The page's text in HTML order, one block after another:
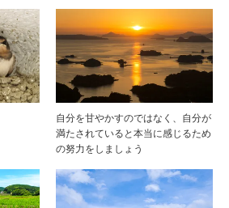
自分を甘やかすのではなく、自分が
満たされていると本当に感じるため
の努力をしましょう